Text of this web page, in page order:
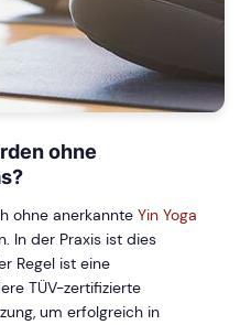
ohne
ohne anerkannte Yin Yoga
In der Praxis ist dies
Regel ist eine
TÜV-zertifizierte
um erfolgreich in